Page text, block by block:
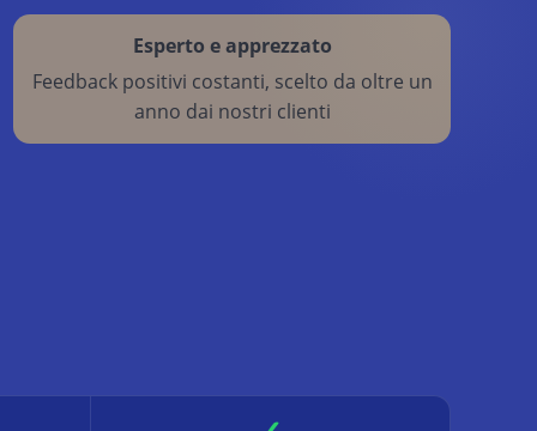
Esperto e apprezzato
Feedback positivi costanti, scelto da oltre un
anno dai nostri clienti